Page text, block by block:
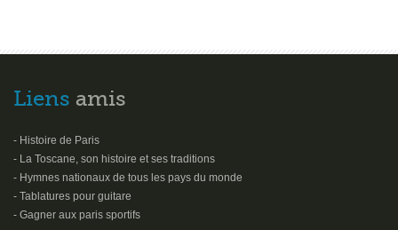
Liens amis
- Histoire de Paris
- La Toscane, son histoire et ses traditions
- Hymnes nationaux de tous les pays du monde
- Tablatures pour guitare
- Gagner aux paris sportifs